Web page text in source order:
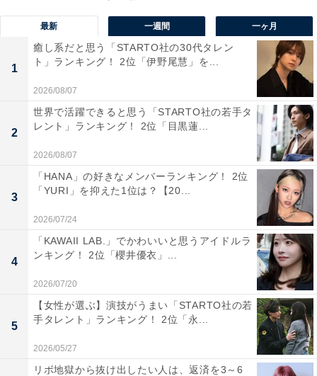
『ハヤブサ』などで見せる骨太なロックサウンドも本来
の持ち味です。草野さんの圧倒的な歌唱力は「唯一無
二」と称され、透き通るような美しさと、激しい演奏に
も埋もれない芯の強さを兼ね備えており、長年多くのフ
ァンを魅了し続けています。
自由回答を見ると、「声量があったり唯一無二の歌い方
をされていたり、ロングトーンが上手かったりと様々な
種類の上手さがあると思ったからです」（10代回答しな
い／大分県）、「素朴な声だけど、上手だし癒される声
だと思う」（40代女性／和歌山県）、「主張は強くない
けど難しい曲を難なく歌っているから」（30代女性／大
分県）、「心にストレートに響く素直な歌が魅力」（60
代女性／静岡県）、「歌声がずっと変わらない凄さ。何
なら見た目も変わらないような凄さ」（50代女性／千葉
県）といったコメントが寄せられています。
最新 一週間 一ヶ月
1
癒し系だと思う「STARTO社の30代タレン
ト」ランキング！ 2位「伊野尾慧」を...
2026/08/07
2
世界で活躍できると思う「STARTO社の若手タ
レント」ランキング！ 2位「目黒蓮...
2026/08/07
3
「HANA」の好きなメンバーランキング！ 2位
「YURI」を抑えた1位は？【20...
2026/07/24
4
「KAWAII LAB.」でかわいいと思うアイドルラ
ンキング！ 2位「櫻井優衣」...
2026/07/20
5
【女性が選ぶ】演技がうまい「STARTO社の若
手タレント」ランキング！ 2位「永...
2026/05/27
リボ地獄から抜け出したい人は、返済を3～6